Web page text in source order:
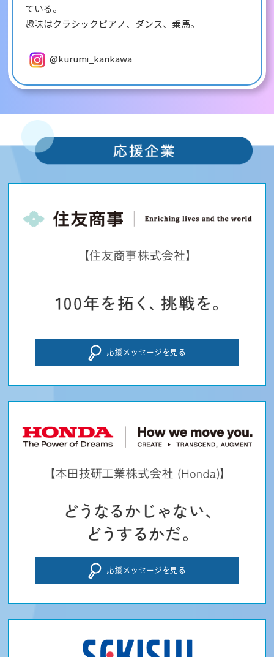
ている。
趣味はクラシックピアノ、ダンス、乗馬。
@kurumi_karikawa
応援メッセージを見る
応援メッセージを見る